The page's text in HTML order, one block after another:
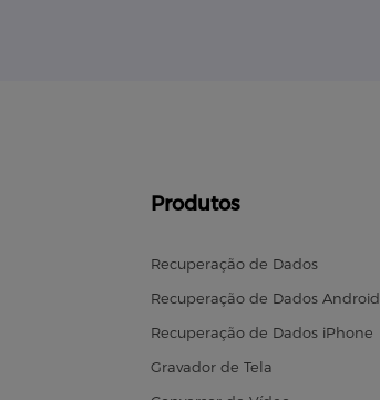
Produtos
Recuperação de Dados
Recuperação de Dados Android
Recuperação de Dados iPhone
Gravador de Tela